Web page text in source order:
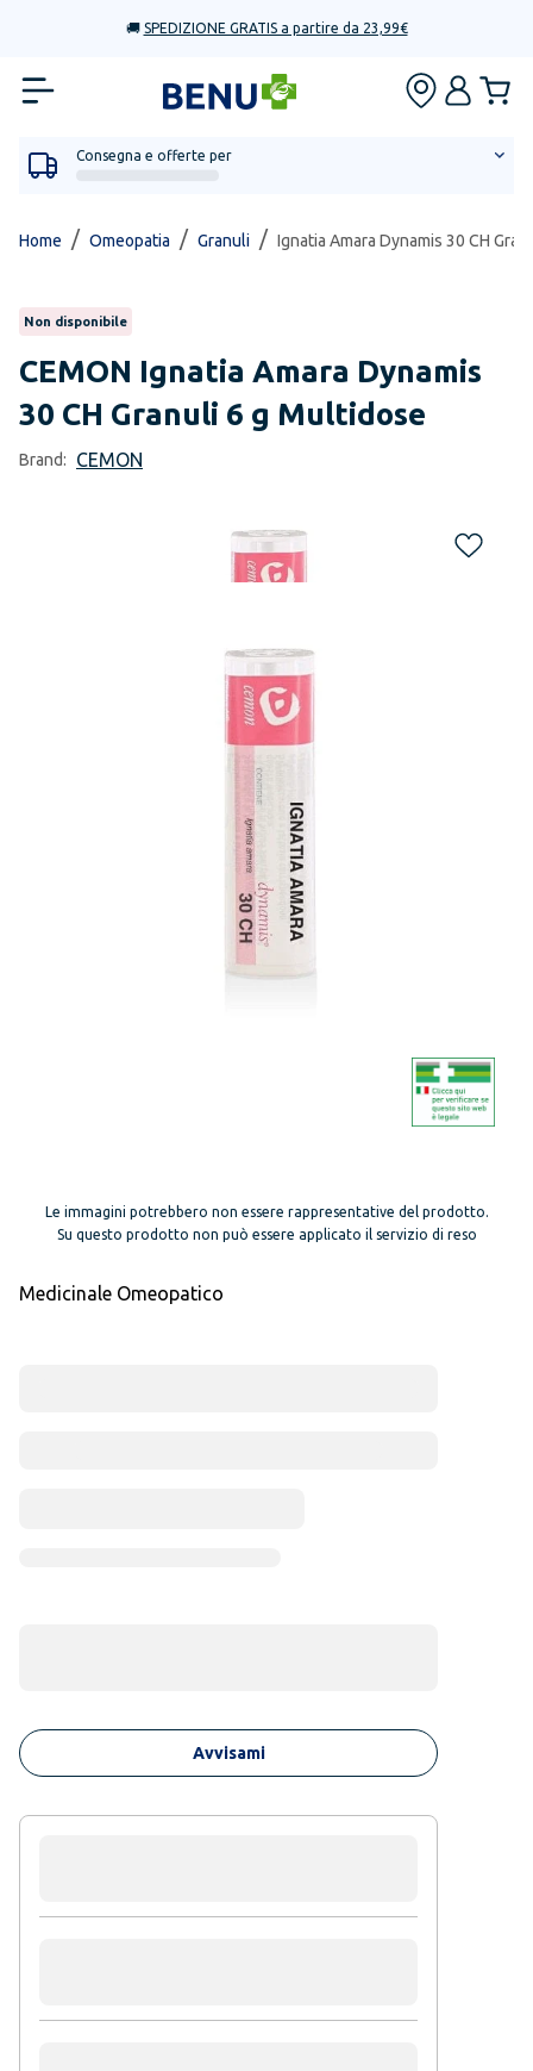
🚚 SPEDIZIONE GRATIS a partire da 23,99€
Consegna e offerte per
Home / Omeopatia / Granuli / Ignatia Amara Dynamis 30 CH
Non disponibile
CEMON Ignatia Amara Dynamis
30 CH Granuli 6 g Multidose
Brand: CEMON
Le immagini potrebbero non essere rappresentative del prodotto.
Su questo prodotto non può essere applicato il servizio di reso
Medicinale Omeopatico
Avvisami